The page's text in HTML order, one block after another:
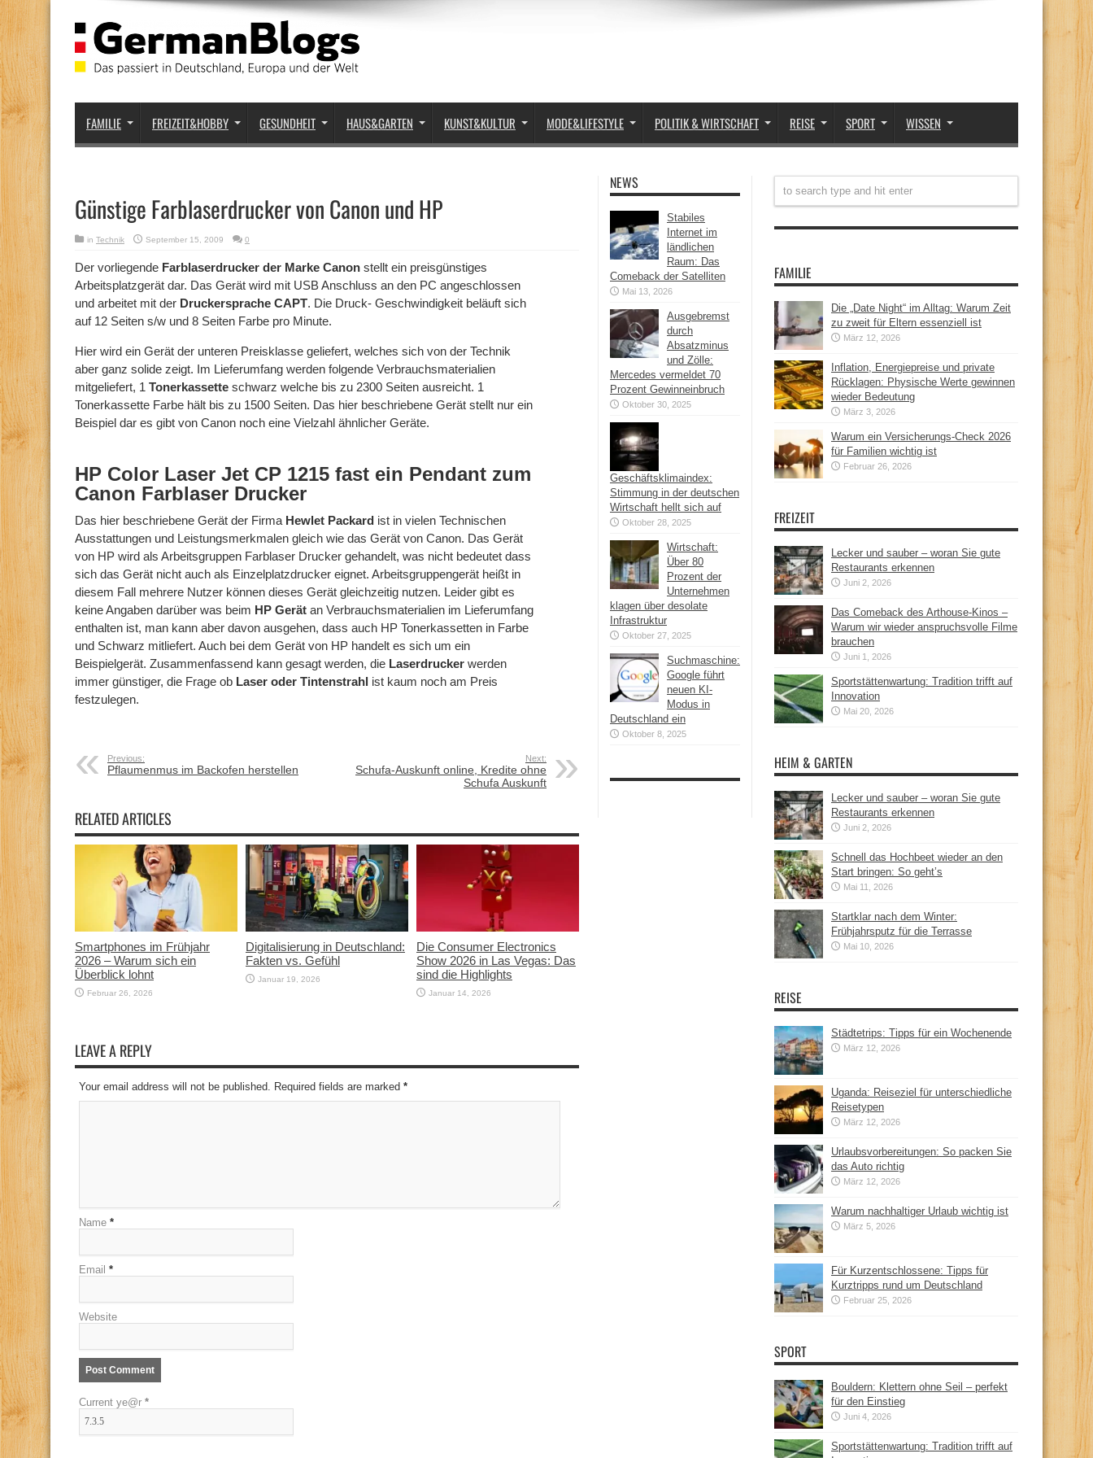
FAMILIE FREIZEIT&HOBBY GESUNDHEIT HAUS&GARTEN KUNST&KULTUR MODE&LIFESTYLE POLITIK & WIRTSCHAFT REISE SPORT WISSEN
Günstige Farblaserdrucker von Canon und HP
in Technik September 15, 2009 0
Der vorliegende Farblaserdrucker der Marke Canon stellt ein preisgünstiges
Arbeitsplatzgerät dar. Das Gerät wird mit USB Anschluss an den PC angeschlossen
und arbeitet mit der Druckersprache CAPT. Die Druck- Geschwindigkeit beläuft sich
auf 12 Seiten s/w und 8 Seiten Farbe pro Minute.
Hier wird ein Gerät der unteren Preisklasse geliefert, welches sich von der Technik
aber ganz solide zeigt. Im Lieferumfang werden folgende Verbrauchsmaterialien
mitgeliefert, 1 Tonerkassette schwarz welche bis zu 2300 Seiten ausreicht. 1
Tonerkassette Farbe hält bis zu 1500 Seiten. Das hier beschriebene Gerät stellt nur ein
Beispiel dar es gibt von Canon noch eine Vielzahl ähnlicher Geräte.
HP Color Laser Jet CP 1215 fast ein Pendant zum
Canon Farblaser Drucker
Das hier beschriebene Gerät der Firma Hewlet Packard ist in vielen Technischen
Ausstattungen und Leistungsmerkmalen gleich wie das Gerät von Canon. Das Gerät
von HP wird als Arbeitsgruppen Farblaser Drucker gehandelt, was nicht bedeutet dass
sich das Gerät nicht auch als Einzelplatzdrucker eignet. Arbeitsgruppengerät heißt in
diesem Fall mehrere Nutzer können dieses Gerät gleichzeitig nutzen. Leider gibt es
keine Angaben darüber was beim HP Gerät an Verbrauchsmaterialien im Lieferumfang
enthalten ist, man kann aber davon ausgehen, dass auch HP Tonerkassetten in Farbe
und Schwarz mitliefert. Auch bei dem Gerät von HP handelt es sich um ein
Beispielgerät. Zusammenfassend kann gesagt werden, die Laserdrucker werden
immer günstiger, die Frage ob Laser oder Tintenstrahl ist kaum noch am Preis
festzulegen.
Previous:
Pflaumenmus im Backofen herstellen
Next:
Schufa-Auskunft online, Kredite ohne
Schufa Auskunft
RELATED ARTICLES
Smartphones im Frühjahr
2026 – Warum sich ein
Überblick lohnt
Februar 26, 2026
Digitalisierung in Deutschland:
Fakten vs. Gefühl
Januar 19, 2026
Die Consumer Electronics
Show 2026 in Las Vegas: Das
sind die Highlights
Januar 14, 2026
LEAVE A REPLY
Your email address will not be published. Required fields are marked *
Name *
Email *
Website
Current ye@r *
NEWS
Stabiles
Internet im
ländlichen
Raum: Das
Comeback der Satelliten
Mai 13, 2026
Ausgebremst
durch
Absatzminus
und Zölle:
Mercedes vermeldet 70
Prozent Gewinneinbruch
Oktober 30, 2025
Geschäftsklimaindex:
Stimmung in der deutschen
Wirtschaft hellt sich auf
Oktober 28, 2025
Wirtschaft:
Über 80
Prozent der
Unternehmen
klagen über desolate
Infrastruktur
Oktober 27, 2025
Suchmaschine:
Google führt
neuen KI-
Modus in
Deutschland ein
Oktober 8, 2025
FAMILIE
Die „Date Night“ im Alltag: Warum Zeit
zu zweit für Eltern essenziell ist
März 12, 2026
Inflation, Energiepreise und private
Rücklagen: Physische Werte gewinnen
wieder Bedeutung
März 3, 2026
Warum ein Versicherungs-Check 2026
für Familien wichtig ist
Februar 26, 2026
FREIZEIT
Lecker und sauber – woran Sie gute
Restaurants erkennen
Juni 2, 2026
Das Comeback des Arthouse-Kinos –
Warum wir wieder anspruchsvolle Filme
brauchen
Juni 1, 2026
Sportstättenwartung: Tradition trifft auf
Innovation
Mai 20, 2026
HEIM & GARTEN
Lecker und sauber – woran Sie gute
Restaurants erkennen
Juni 2, 2026
Schnell das Hochbeet wieder an den
Start bringen: So geht’s
Mai 11, 2026
Startklar nach dem Winter:
Frühjahrsputz für die Terrasse
Mai 10, 2026
REISE
Städtetrips: Tipps für ein Wochenende
März 12, 2026
Uganda: Reiseziel für unterschiedliche
Reisetypen
März 12, 2026
Urlaubsvorbereitungen: So packen Sie
das Auto richtig
März 12, 2026
Warum nachhaltiger Urlaub wichtig ist
März 5, 2026
Für Kurzentschlossene: Tipps für
Kurztripps rund um Deutschland
Februar 25, 2026
SPORT
Bouldern: Klettern ohne Seil – perfekt
für den Einstieg
Juni 4, 2026
Sportstättenwartung: Tradition trifft auf